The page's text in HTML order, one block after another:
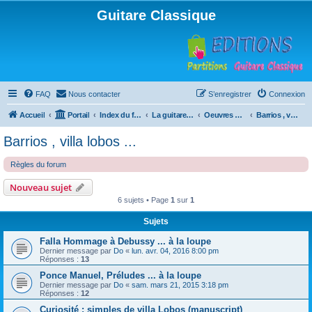
Guitare Classique
FAQ Nous contacter Connexion
S’enregistrer
Accueil Portail Index du forum La guitare : instrument, cours et théorie Oeuvres à la loupe Barrios , villa lobos ...
Barrios , villa lobos ...
Règles du forum
Nouveau sujet
6 sujets • Page 1 sur 1
Sujets
Falla Hommage à Debussy ... à la loupe
Dernier message par Do « lun. avr. 04, 2016 8:00 pm
Réponses : 13
Ponce Manuel, Préludes ... à la loupe
Dernier message par Do « sam. mars 21, 2015 3:18 pm
Réponses : 12
Curiosité : simples de villa Lobos (manuscript)